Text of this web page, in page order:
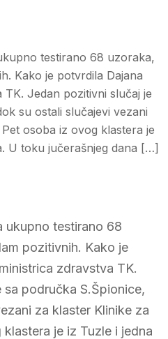
testirano 68 uzoraka,
Kako je potvrdila Dajana
Jedan pozitivni slučaj je
su ostali slučajevi vezani
osoba iz ovog klastera je
U toku jučerašnjeg dana […]
ukupno testirano 68
pozitivnih. Kako je
zdravstva TK.
područka S.Špionice,
za klaster Klinike za
je iz Tuzle i jedna